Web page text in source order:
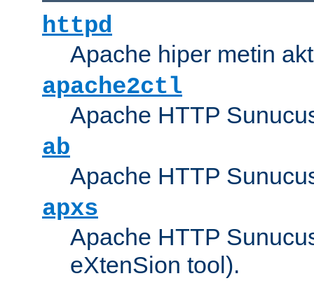
httpd
Apache hiper metin
apache2ctl
Apache HTTP
ab
Apache HTTP
apxs
Apache HTTP
eXtenSion tool).